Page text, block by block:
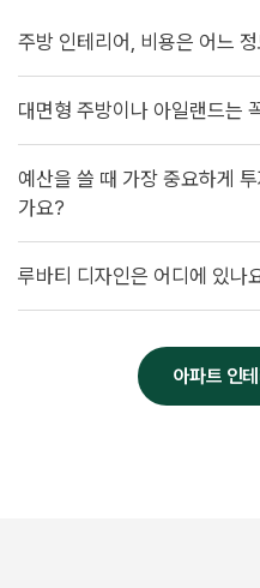
주방 인테리어, 비용은 어느
대면형 주방이나 아일랜드는
예산을 쓸 때 가장 중요하게
가요?
루바티 디자인은 어디에 있나
아파트 인